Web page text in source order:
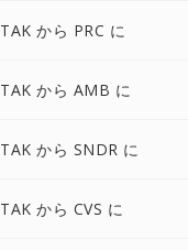
TAK から PRC に
TAK から AMB に
TAK から SNDR に
TAK から CVS に